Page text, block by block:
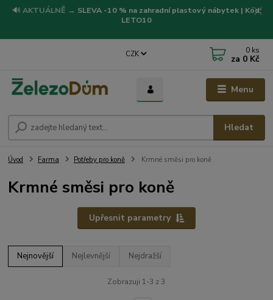
🔊 AKTUÁLNĚ → SLEVA -10 % na zahradní plastový nábytek | Kód:
LETO10
Menu
CZK
Hledat
0 ks
za 0 Kč
Úvod Farma Potřeby pro koně Krmné směsi pro koně
Krmné směsi pro koně
Upřesnit parametry
Nejnovější Nejlevnější Nejdražší
Zobrazuji 1-3 z 3